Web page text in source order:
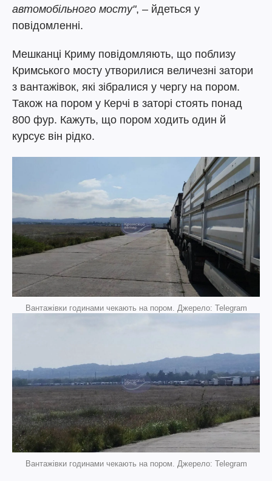
автомобільного мосту", – йдеться у
повідомленні.
Мешканці Криму повідомляють, що поблизу
Кримського мосту утворилися величезні затори
з вантажівок, які зібралися у чергу на пором.
Також на пором у Керчі в заторі стоять понад
800 фур. Кажуть, що пором ходить один й
курсує він рідко.
Вантажівки годинами чекають на пором. Джерело: Telegram
Вантажівки годинами чекають на пором. Джерело: Telegram